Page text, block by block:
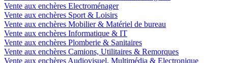
Vente aux enchères Electroménager
Vente aux enchères Sport & Loisirs
Vente aux enchères Mobilier & Matériel de bureau
Vente aux enchères Informatique & IT
Vente aux enchères Plomberie & Sanitaires
Vente aux enchères Camions, Utilitaires & Remorques
Vente aux enchères Audiovisuel, Multimédia & Electronique